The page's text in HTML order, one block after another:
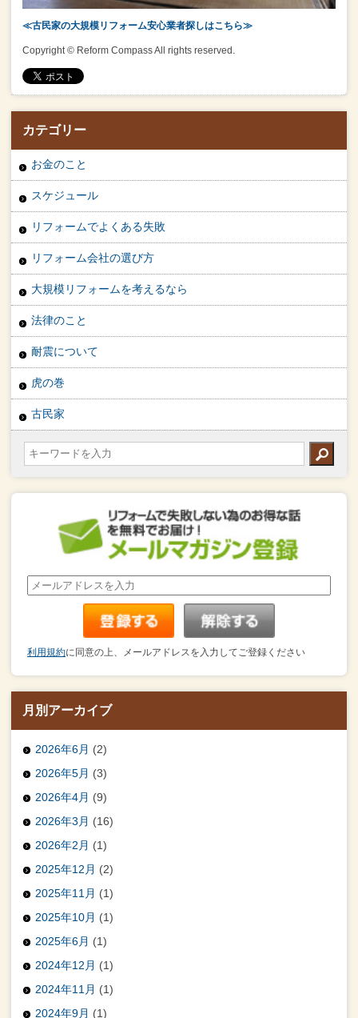
≪古民家の大規模リフォーム安心業者探しはこちら≫
Copyright © Reform Compass All rights reserved.
カテゴリー
お金のこと
スケジュール
リフォームでよくある失敗
リフォーム会社の選び方
大規模リフォームを考えるなら
法律のこと
耐震について
虎の巻
古民家
利用規約に同意の上、メールアドレスを入力してご登録ください
月別アーカイブ
2026年6月 (2)
2026年5月 (3)
2026年4月 (9)
2026年3月 (16)
2026年2月 (1)
2025年12月 (2)
2025年11月 (1)
2025年10月 (1)
2025年6月 (1)
2024年12月 (1)
2024年11月 (1)
2024年9月 (1)